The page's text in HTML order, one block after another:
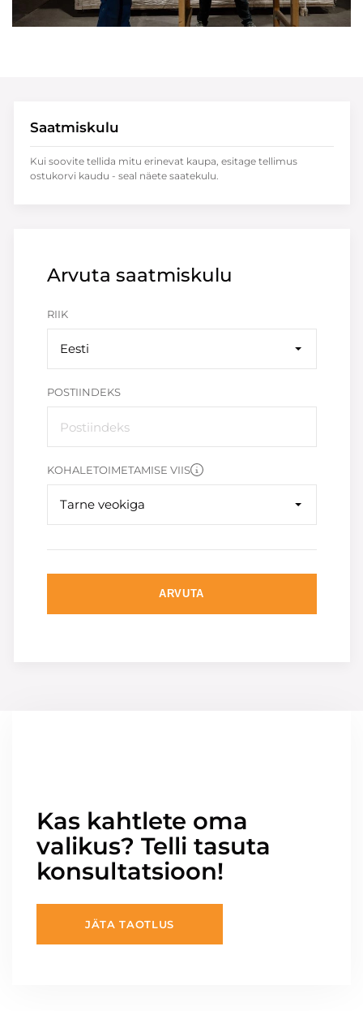
Arvuta saatmiskulu
RIIK
Eesti
POSTIINDEKS
KOHALETOIMETAMISE VIIS
Tarne veokiga
ARVUTA
Saatmiskulu
Kui soovite tellida mitu erinevat kaupa, esitage tellimus
ostukorvi kaudu - seal näete saatekulu.
Kas kahtlete oma
valikus? Telli tasuta
konsultatsioon!
JÄTA TAOTLUS